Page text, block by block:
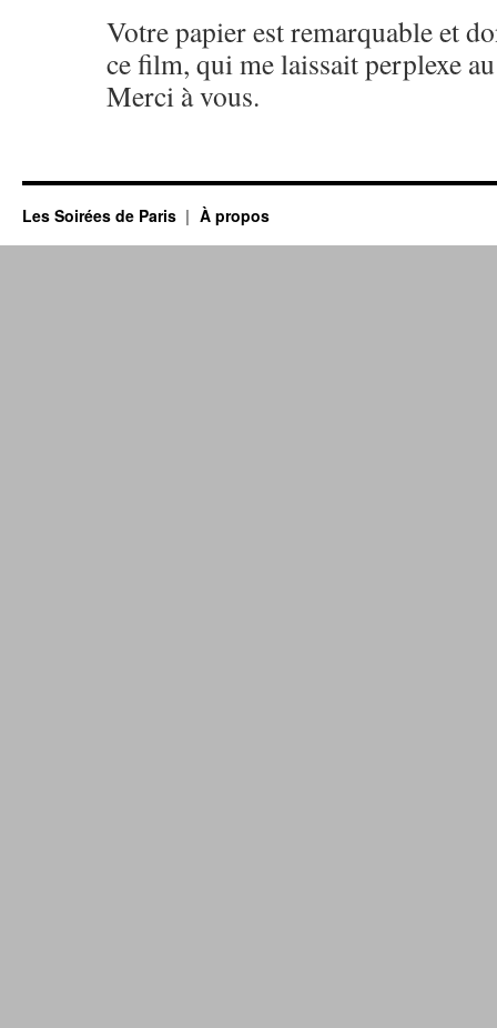
Votre papier est remarquable et
ce film, qui me laissait perplexe
Merci à vous.
Les Soirées de Paris À propos